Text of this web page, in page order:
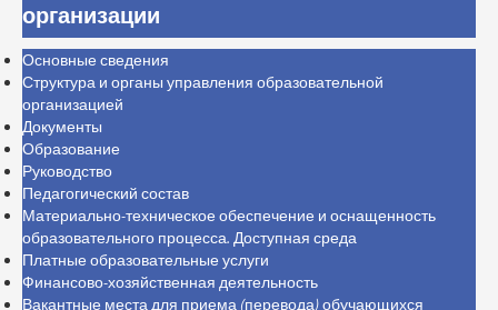
организации
Основные сведения
Структура и органы управления образовательной
организацией
Документы
Образование
Руководство
Педагогический состав
Материально-техническое обеспечение и оснащенность
образовательного процесса. Доступная среда
Платные образовательные услуги
Финансово-хозяйственная деятельность
Вакантные места для приема (перевода) обучающихся